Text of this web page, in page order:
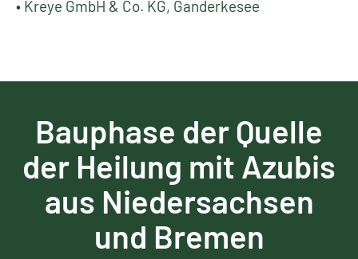
• Kreye GmbH & Co. KG, Ganderkesee
Bauphase der Quelle
der Heilung mit Azubis
aus Niedersachsen
und Bremen